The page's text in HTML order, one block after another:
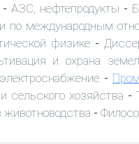
АЗС, нефтепродукты -
по международным
физике -
и охрана
-
сельского хозяйства -
животноводства -